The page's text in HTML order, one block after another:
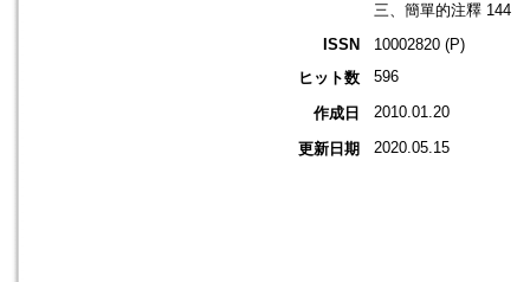
三、簡單的注釋 144
ISSN
10002820 (P)
ヒット数
596
作成日 2010.01.20
更新日期 2020.05.15